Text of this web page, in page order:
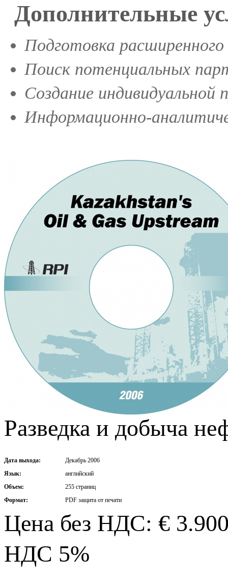
Дополнительные
Подготовка
Поиск потенциальных
Создание индивидуальной
Информационно-
Разведка и добыча
Дата выхода:
Декабрь 2006
Язык:
английский
Объем:
255 страниц
Формат:
PDF защита от печати
Цена без НДС: €
НДС 5%